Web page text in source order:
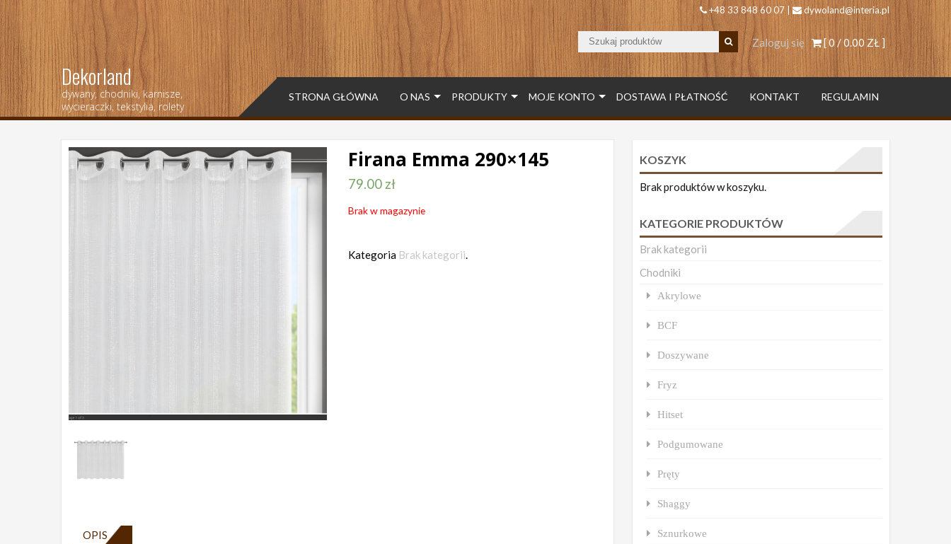
+48 33 848 60 07 | dywoland@interia.pl
[ 0 /0.00 ZŁ]
Zaloguj się
Dekorland
dywany, chodniki, karnisze,
wycieraczki, tekstylia, rolety
STRONA GŁÓWNA O NAS PRODUKTY MOJE KONTO DOSTAWA I PŁATNOŚĆ KONTAKT REGULAMIN
Firana Emma 290×145
79.00 zł
Brak w magazynie
Kategoria Brak kategorii.
OPIS
KOSZYK
Brak produktów w koszyku.
KATEGORIE PRODUKTÓW
Brak kategorii
Chodniki
Akrylowe
BCF
Doszywane
Fryz
Hitset
Podgumowane
Pręty
Shaggy
Sznurkowe